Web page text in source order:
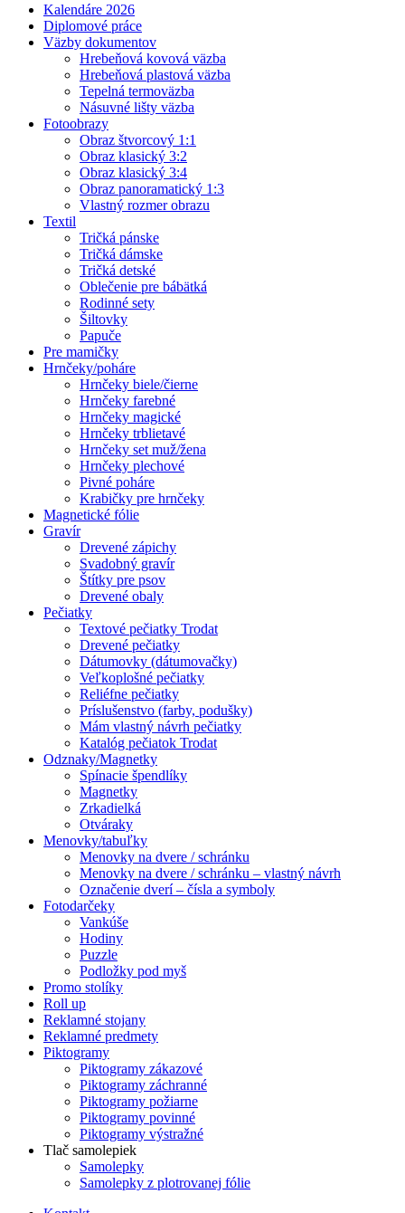
Kalendáre 2026
Diplomové práce
Väzby dokumentov
Hrebeňová kovová väzba
Hrebeňová plastová väzba
Tepelná termoväzba
Násuvné lišty väzba
Fotoobrazy
Obraz štvorcový 1:1
Obraz klasický 3:2
Obraz klasický 3:4
Obraz panoramatický 1:3
Vlastný rozmer obrazu
Textil
Tričká pánske
Tričká dámske
Tričká detské
Oblečenie pre bábätká
Rodinné sety
Šiltovky
Papuče
Pre mamičky
Hrnčeky/poháre
Hrnčeky biele/čierne
Hrnčeky farebné
Hrnčeky magické
Hrnčeky trblietavé
Hrnčeky set muž/žena
Hrnčeky plechové
Pivné poháre
Krabičky pre hrnčeky
Magnetické fólie
Gravír
Drevené zápichy
Svadobný gravír
Štítky pre psov
Drevené obaly
Pečiatky
Textové pečiatky Trodat
Drevené pečiatky
Dátumovky (dátumovačky)
Veľkoplošné pečiatky
Reliéfne pečiatky
Príslušenstvo (farby, podušky)
Mám vlastný návrh pečiatky
Katalóg pečiatok Trodat
Odznaky/Magnetky
Spínacie špendlíky
Magnetky
Zrkadielká
Otváraky
Menovky/tabuľky
Menovky na dvere / schránku
Menovky na dvere / schránku – vlastný návrh
Označenie dverí – čísla a symboly
Fotodarčeky
Vankúše
Hodiny
Puzzle
Podložky pod myš
Promo stolíky
Roll up
Reklamné stojany
Reklamné predmety
Piktogramy
Piktogramy zákazové
Piktogramy záchranné
Piktogramy požiarne
Piktogramy povinné
Piktogramy výstražné
Tlač samolepiek
Samolepky
Samolepky z plotrovanej fólie